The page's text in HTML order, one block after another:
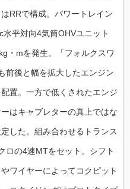
RRで構成。パワートレイン
平対向4気筒OHVユニット
・mを発生。「フォルクスワ
前後と幅を拡大したエンジン
置。一方で低くされたエンジ
はキャブレターの真上ではな
した。組み合わせるトランス
ロの4速MTをセット。シフト
ワイヤーによってコクピット